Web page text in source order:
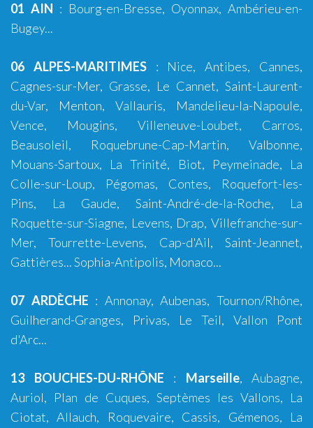
01 AIN : Bourg-en-Bresse, Oyonnax, Ambérieu-en-
Bugey...
06 ALPES-MARITIMES: Nice,Antibes, Cannes,
Cagnes-sur-Mer, Grasse, Le Cannet, Saint-Laurent-
du-Var, Menton, Vallauris, Mandelieu-la-Napoule,
Vence, Mougins, Villeneuve-Loubet, Carros,
Beausoleil, Roquebrune-Cap-Martin, Valbonne,
Mouans-Sartoux, La Trinité, Biot, Peymeinade, La
Colle-sur-Loup, Pégomas, Contes, Roquefort-les-
Pins, La Gaude, Saint-André-de-la-Roche, La
Roquette-sur-Siagne, Levens, Drap, Villefranche-sur-
Mer, Tourrette-Levens, Cap-d'Ail, Saint-Jeannet,
Gattières...Sophia-Antipolis, Monaco...
07 ARDÈCHE : Annonay,Aubenas, Tournon/Rhône,
Guilherand-Granges, Privas, Le Teil, Vallon Pont
d'Arc...
13 BOUCHES-DU-RHÔNE : Marseille, Aubagne,
Auriol, Plan de Cuques, Septèmes les Vallons, La
Ciotat,Allauch, Roquevaire, Cassis, Gémenos, La